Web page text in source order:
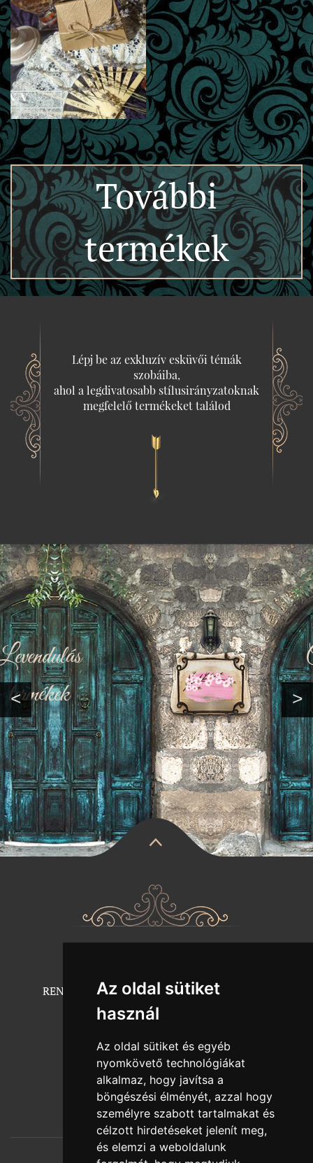
Az oldal sütiket
használ
Az oldal sütiket és egyéb
nyomkövető technológiákat
alkalmaz, hogy javítsa a
böngészési élményét, azzal hogy
személyre szabott tartalmakat és
célzott hirdetéseket jelenít meg,
és elemzi a weboldalunk
További
termékek
Lépj be az exkluzív esküvői témák
szobáiba,
ahol a legdivatosabb stílusirányzatoknak
megfelelő termékeket találod
Cseresznye-
virágos
< >
RENDELÉSI INFORMÁCIÓK / MINTATERMÉK
HAVI AKCIÓK
ÚJDONSÁGOK
ESKÜVŐI INSPIRÁCIÓK
PARTNEREINK
KAPCSOLAT